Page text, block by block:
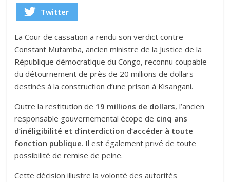
Twitter
La Cour de cassation a rendu son verdict contre
Constant Mutamba, ancien ministre de la Justice de la
République démocratique du Congo, reconnu coupable
du détournement de près de 20 millions de dollars
destinés à la construction d’une prison à Kisangani.
Outre la restitution de 19 millions de dollars, l’ancien
responsable gouvernemental écope de cinq ans
d’inéligibilité et d’interdiction d’accéder à toute
fonction publique. Il est également privé de toute
possibilité de remise de peine.
Cette décision illustre la volonté des autorités